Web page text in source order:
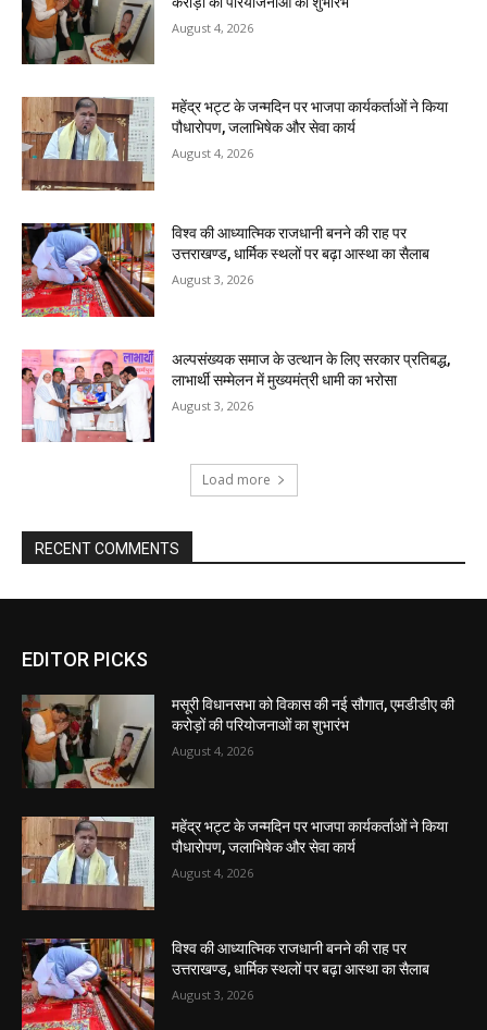
EDITOR PICKS
मसूरी विधानसभा को विकास की नई सौगात, एमडीडीए की
करोड़ों की परियोजनाओं का शुभारंभ
August 4, 2026
महेंद्र भट्ट के जन्मदिन पर भाजपा कार्यकर्ताओं ने किया
पौधारोपण, जलाभिषेक और सेवा कार्य
August 4, 2026
विश्व की आध्यात्मिक राजधानी बनने की राह पर
उत्तराखण्ड, धार्मिक स्थलों पर बढ़ा आस्था का सैलाब
August 3, 2026